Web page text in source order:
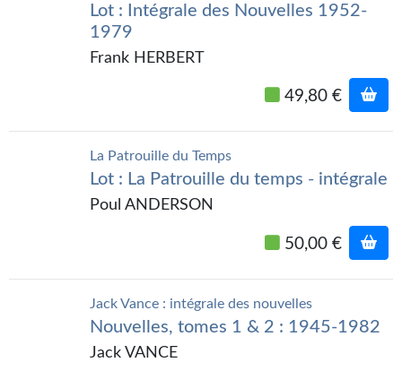
Lot : Intégrale des Nouvelles 1952-
1979
Frank HERBERT
49,80 €
La Patrouille du Temps
Lot : La Patrouille du temps - intégrale
Poul ANDERSON
50,00 €
Jack Vance : intégrale des nouvelles
Nouvelles, tomes 1 & 2 : 1945-1982
Jack VANCE